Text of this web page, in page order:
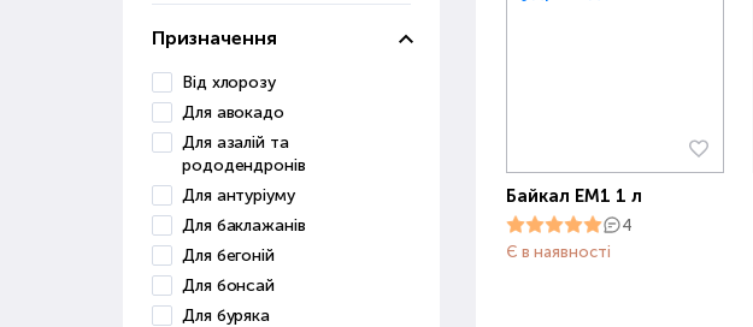
Призначення
Від хлорозу
Для авокадо
Для азалій та
рододендронів
Для антуріуму
Для баклажанів
Для бегоній
Для бонсай
Для буряка
Байкал ЕМ1 1 л
4
Є в наявності